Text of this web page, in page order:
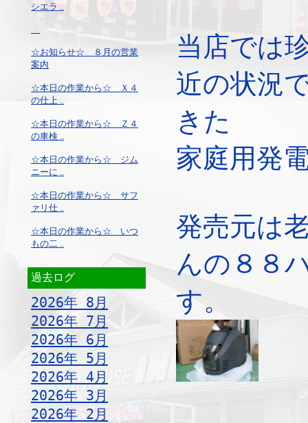
シエラ ..
☆お知らせ☆ ８月の営業
案内
☆本日の作業から☆ Ｘ４
の仕上 ..
☆本日の作業から☆ Ｚ４
の車検 ..
☆本日の作業から☆ ジム
ニーに ..
☆本日の作業から☆ サフ
ァリ仕 ..
☆本日の作業から☆ いつ
もの二 ..
過去ログ
2026年 8月
2026年 7月
2026年 6月
2026年 5月
2026年 4月
2026年 3月
2026年 2月
当店では
近の状況
きた
家庭用発
発売元は
んの８８
す。